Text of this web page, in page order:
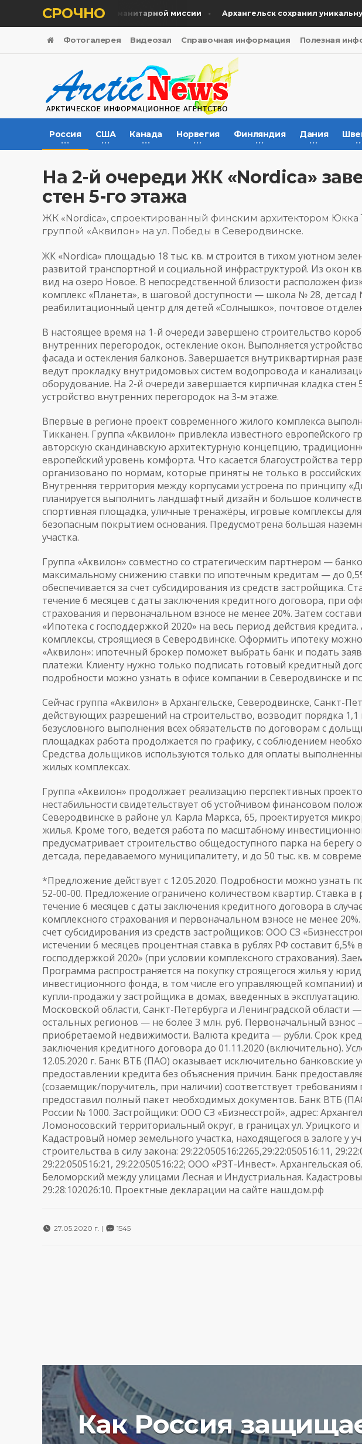
СРОЧНО
почтили во время гуманитарной миссии Архангельск сохранил уникальную
Фотогалерея Видеозал Справочная информация Полезная
Россия США Канада Норвегия Финляндия Дания
На 2-й очереди ЖК «Nordica»
стен 5-го этажа
ЖК «Nordica», спроектированный финским архитектором Юкка
группой «Аквилон» на ул. Победы в Северодвинске.
ЖК «Nordica» площадью 18 тыс. кв. м строится в тихом уютном
развитой транспортной и социальной инфраструктурой. Из окон
вид на озеро Новое. В непосредственной близости расположен
комплекс «Планета», в шаговой доступности — школа № 28, детсад
реабилитационный центр для детей «Солнышко», почтовое
В настоящее время на 1-й очереди завершено строительство
внутренних перегородок, остекление окон. Выполняется
фасада и остекления балконов. Завершается внутриквартирная
ведут прокладку внутридомовых систем водопровода и
оборудование. На 2-й очереди завершается кирпичная кладка стен
устройство внутренних перегородок на 3-м этаже.
Впервые в регионе проект современного жилого комплекса
Тикканен. Группа «Аквилон» привлекла известного европейского
авторскую скандинавскую архитектурную концепцию,
европейский уровень комфорта. Что касается благоустройства
организовано по нормам, которые приняты не только в
Внутренняя территория между корпусами устроена по принципу
планируется выполнить ландшафтный дизайн и большое
спортивная площадка, уличные тренажёры, игровые комплексы
безопасным покрытием основания. Предусмотрена большая
участка.
Группа «Аквилон» совместно со стратегическим партнером —
максимальному снижению ставки по ипотечным кредитам — до
обеспечивается за счет субсидирования из средств застройщика.
течение 6 месяцев с даты заключения кредитного договора, при
страхования и первоначальном взносе не менее 20%. Затем
«Ипотека с господдержкой 2020» на весь период действия
комплексы, строящиеся в Северодвинске. Оформить ипотеку
«Аквилон»: ипотечный брокер поможет выбрать банк и подать
платежи. Клиенту нужно только подписать готовый кредитный
подробности можно узнать в офисе компании в Северодвинске и
Сейчас группа «Аквилон» в Архангельске, Северодвинске, Санкт-
действующих разрешений на строительство, возводит порядка 1,1
безусловного выполнения всех обязательств по договорам с
площадках работа продолжается по графику, с соблюдением
Средства дольщиков используются только для оплаты
жилых комплексах.
Группа «Аквилон» продолжает реализацию перспективных
нестабильности свидетельствует об устойчивом финансовом
Северодвинске в районе ул. Карла Маркса, 65, проектируется
жилья. Кроме того, ведется работа по масштабному
предусматривает строительство общедоступного парка на берегу
детсада, передаваемого муниципалитету, и до 50 тыс. кв. м
*Предложение действует с 12.05.2020. Подробности можно узнать
52-00-00. Предложение ограничено количеством квартир. Ставка в
течение 6 месяцев с даты заключения кредитного договора в
комплексного страхования и первоначальном взносе не менее 20%.
счет субсидирования из средств застройщиков: ООО СЗ
истечении 6 месяцев процентная ставка в рублях РФ составит
господдержкой 2020» (при условии комплексного страхования).
Программа распространяется на покупку строящегося жилья у
инвестиционного фонда, в том числе его управляющей компании)
купли-продажи у застройщика в домах, введенных в
Московской области, Санкт-Петербурга и Ленинградской области
остальных регионов — не более 3 млн. руб. Первоначальный взнос
приобретаемой недвижимости. Валюта кредита — рубли. Срок
заключения кредитного договора до 01.11.2020 (включительно).
12.05.2020 г. Банк ВТБ (ПАО) оказывает исключительно банковские
предоставлении кредита без объяснения причин. Банк
(созаемщик/поручитель, при наличии) соответствует
предоставил полный пакет необходимых документов. Банк ВТБ
России № 1000. Застройщики: ООО СЗ «Бизнесстрой», адрес:
Ломоносовский территориальный округ, в границах ул. Урицкого
Кадастровый номер земельного участка, находящегося в залоге у
строительства в силу закона: 29:22:050516:2265,29:22:050516:11,
29:22:050516:21, 29:22:050516:22; ООО «РЗТ-Инвест». Архангельская
Беломорский между улицами Лесная и Индустриальная.
29:28:102026:10. Проектные декларации на сайте наш.дом.рф
27.05.2020 г. | 1545
Как Россия